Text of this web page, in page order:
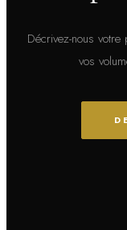
Décrivez-nous
vos